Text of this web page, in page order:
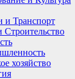
и Транспорт
хозяйство